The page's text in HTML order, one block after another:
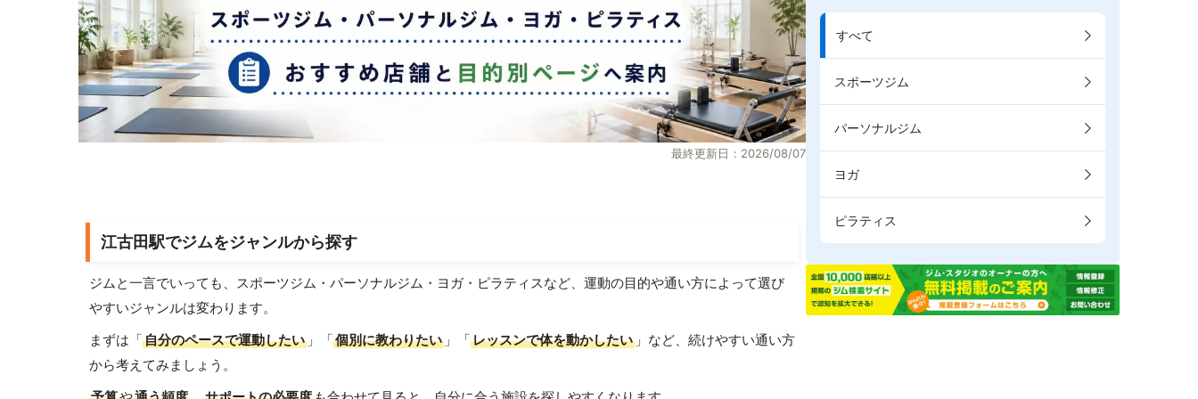
最終更新日：2026/08/07
江古田駅でジムをジャンルから探す
ジムと一言でいっても、スポーツジム・パーソナルジム・ヨガ・ピラティスなど、運動の目的や通い方によって選び
やすいジャンルは変わります。
まずは「自分のペースで運動したい 」「個別に教わりたい 」「レッスンで体を動かしたい 」など、続けやすい通い方
から考えてみましょう。
すべて
スポーツジム
パーソナルジム
ヨガ
ピラティス